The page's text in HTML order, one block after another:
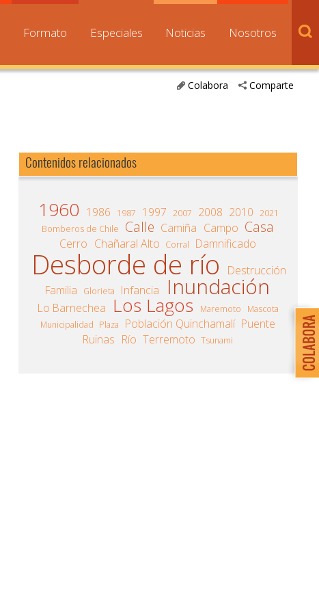
Formato Especiales Noticias Nosotros
Comparte
Colabora
Contenidos relacionados
1960 1986 1987 1997 2007 2008 2010 2021
Bomberos de Chile
Calle Camiña Campo Casa
Cerro Chañaral Alto Corral Damnificado
Desborde de río
Destrucción
Familia
Glorieta Infancia Inundación
Lo Barnechea Los Lagos Maremoto
Mascota
Municipalidad Plaza Población Quinchamalí Puente
Ruinas Río Terremoto Tsunami